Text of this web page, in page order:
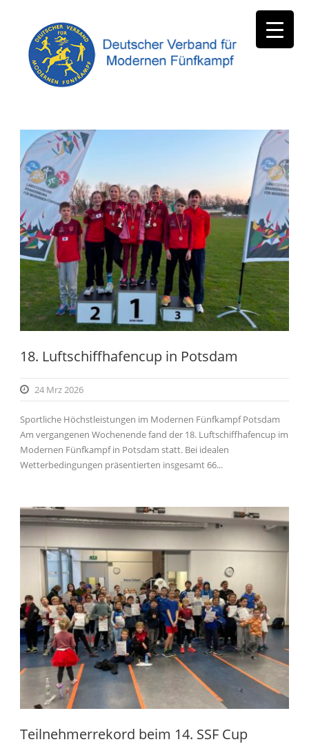
18. Luftschiffhafencup in Potsdam
24 Mrz 2026
Sportliche Höchstleistungen im Modernen Fünfkampf Potsdam
Am vergangenen Wochenende fand der 18. Luftschiffhafencup im
Modernen Fünfkampf in Potsdam statt. Bei idealen
Wetterbedingungen präsentierten insgesamt 66...
Teilnehmerrekord beim 14. SSF Cup